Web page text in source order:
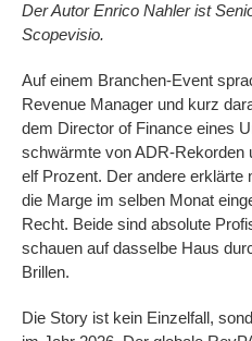
Der Autor Enrico Nahler ist
Scopevisio.
Auf einem Branchen-Event
Revenue Manager und kurz
dem Director of Finance eines
schwärmte von ADR-Rekorden
elf Prozent. Der andere erklärte
die Marge im selben Monat
Recht. Beide sind absolute
schauen auf dasselbe Haus
Brillen.
Die Story ist kein Einzelfall,